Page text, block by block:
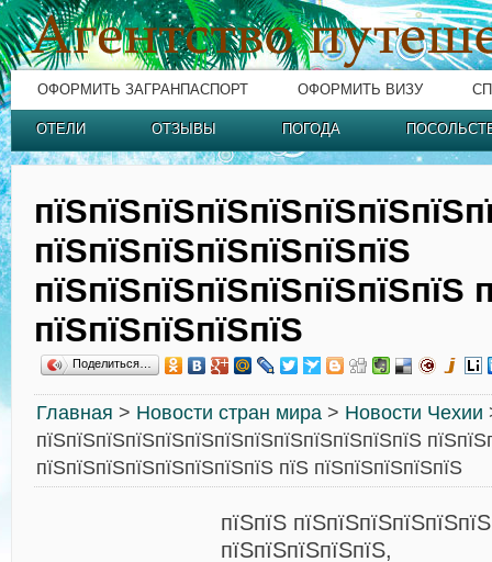
ОФОРМИТЬ ЗАГРАНПАСПОРТ ОФОРМИТЬ ВИЗУ
ОТЕЛИ ОТЗЫВЫ ПОГОДА
пїЅпїЅпїЅпїЅпїЅпїЅпїЅ
пїЅпїЅпїЅпїЅпїЅпїЅпїЅпїЅ
пїЅпїЅпїЅпїЅпїЅ
Поделиться…
Главная > Новости стран мира > Новости Чехии
пїЅпїЅпїЅпїЅпїЅпїЅпїЅпїЅпїЅпїЅпїЅпїЅпїЅ
пїЅпїЅпїЅпїЅпїЅпїЅпїЅпїЅ пїЅ пїЅпїЅпїЅпїЅпїЅ
пїЅпїЅ
пїЅпїЅпїЅпїЅпїЅ,